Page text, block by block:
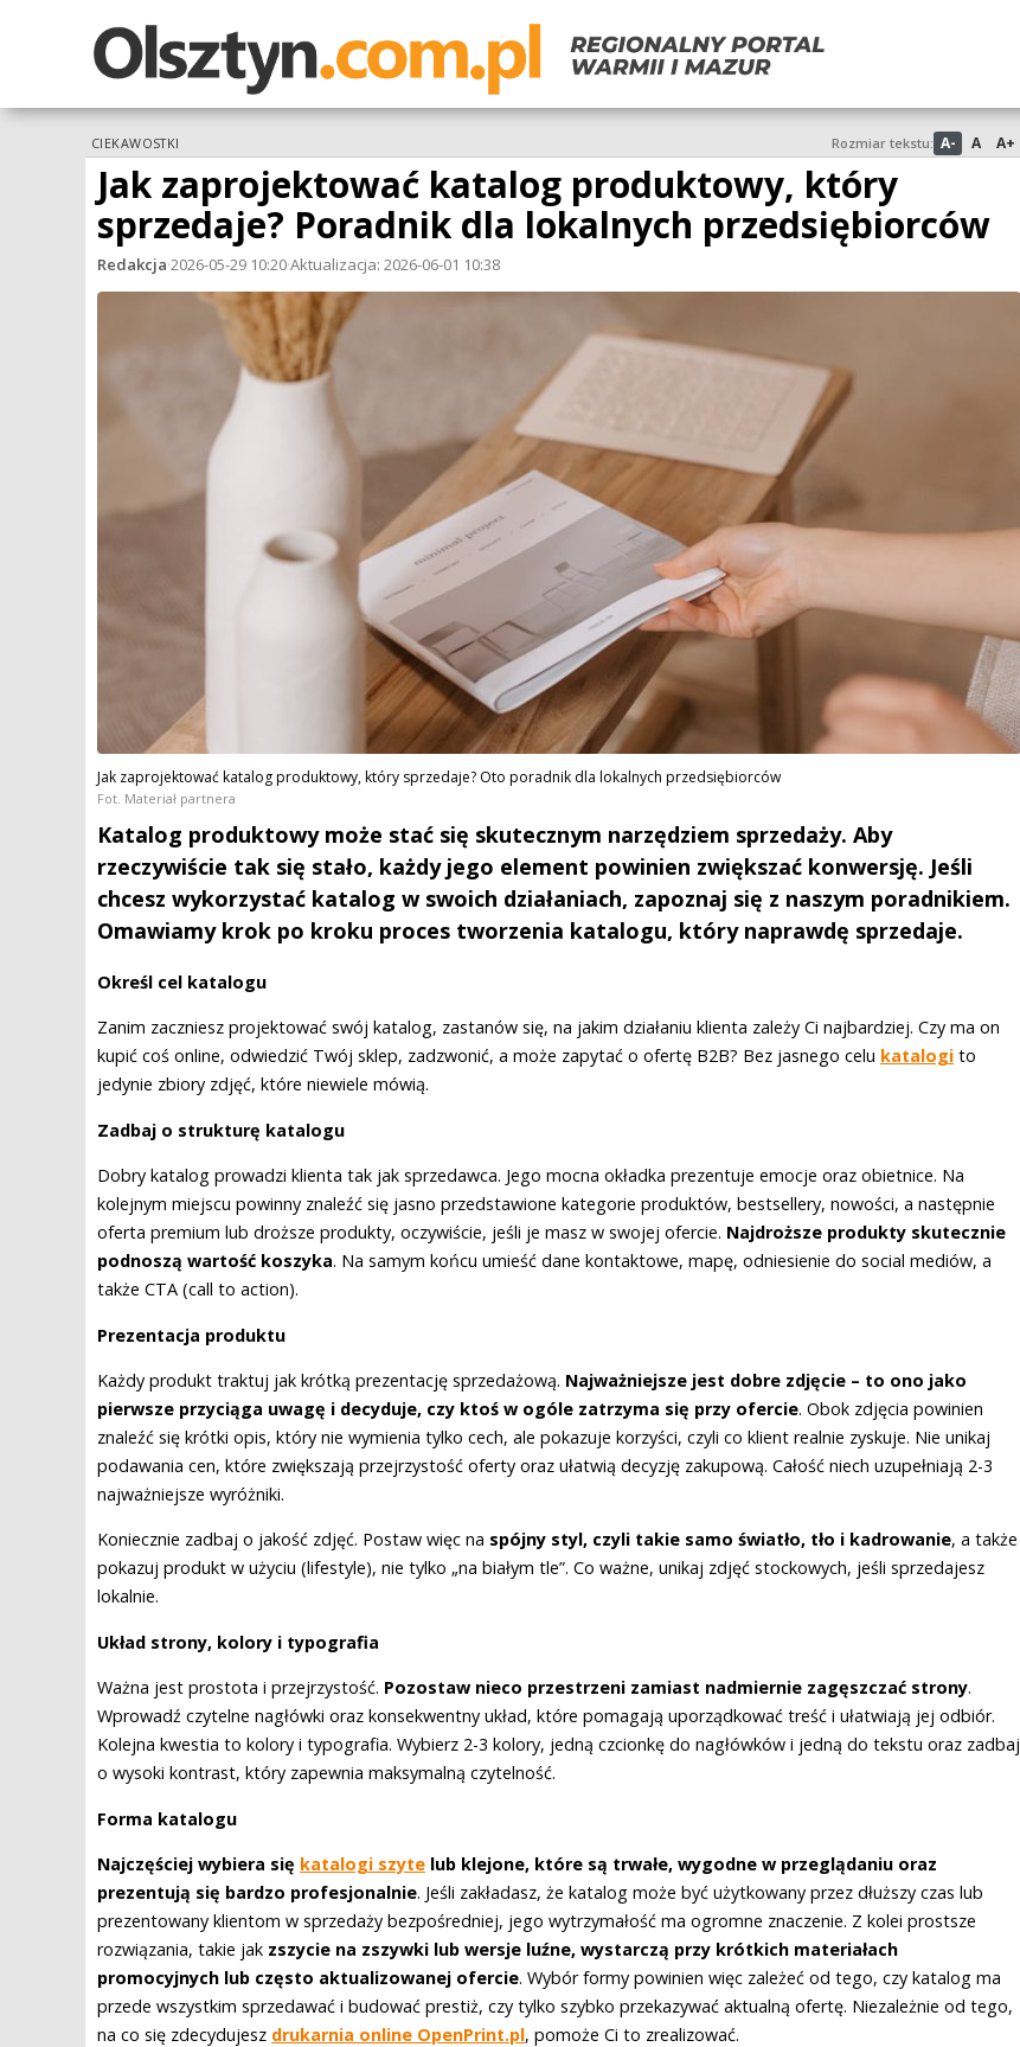
CIEKAWOSTKI Rozmiar tekstu: A- A A+
Jak zaprojektować katalog produktowy, który
sprzedaje? Poradnik dla lokalnych przedsiębiorców
Redakcja·2026-05-29 10:20·Aktualizacja: 2026-06-01 10:38
Jak zaprojektować katalog produktowy, który sprzedaje? Oto poradnik dla lokalnych przedsiębiorców
Fot. Materiał partnera
Katalog produktowy może stać się skutecznym narzędziem sprzedaży. Aby
rzeczywiście tak się stało, każdy jego element powinien zwiększać konwersję. Jeśli
chcesz wykorzystać katalog w swoich działaniach, zapoznaj się z naszym poradnikiem.
Omawiamy krok po kroku proces tworzenia katalogu, który naprawdę sprzedaje.
Określ cel katalogu
Zanim zaczniesz projektować swój katalog, zastanów się, na jakim działaniu klienta zależy Ci najbardziej. Czy ma on
kupić coś online, odwiedzić Twój sklep, zadzwonić, a może zapytać o ofertę B2B? Bez jasnego celu katalogi to
jedynie zbiory zdjęć, które niewiele mówią.
Zadbaj o strukturę katalogu
Dobry katalog prowadzi klienta tak jak sprzedawca. Jego mocna okładka prezentuje emocje oraz obietnice. Na
kolejnym miejscu powinny znaleźć się jasno przedstawione kategorie produktów, bestsellery, nowości, a następnie
oferta premium lub droższe produkty, oczywiście, jeśli je masz w swojej ofercie. Najdroższe produkty skutecznie
podnoszą wartość koszyka. Na samym końcu umieść dane kontaktowe, mapę, odniesienie do social mediów, a
także CTA (call to action).
Prezentacja produktu
Każdy produkt traktuj jak krótką prezentację sprzedażową. Najważniejsze jest dobre zdjęcie – to ono jako
pierwsze przyciąga uwagę i decyduje, czy ktoś w ogóle zatrzyma się przy ofercie. Obok zdjęcia powinien
znaleźć się krótki opis, który nie wymienia tylko cech, ale pokazuje korzyści, czyli co klient realnie zyskuje. Nie unikaj
podawania cen, które zwiększają przejrzystość oferty oraz ułatwią decyzję zakupową. Całość niech uzupełniają 2-3
najważniejsze wyróżniki.
Koniecznie zadbaj o jakość zdjęć. Postaw więc na spójny styl, czyli takie samo światło, tło i kadrowanie, a także
pokazuj produkt w użyciu (lifestyle), nie tylko „na białym tle”. Co ważne, unikaj zdjęć stockowych, jeśli sprzedajesz
lokalnie.
Układ strony, kolory i typografia
Ważna jest prostota i przejrzystość. Pozostaw nieco przestrzeni zamiast nadmiernie zagęszczać strony.
Wprowadź czytelne nagłówki oraz konsekwentny układ, które pomagają uporządkować treść i ułatwiają jej odbiór.
Kolejna kwestia to kolory i typografia. Wybierz 2-3 kolory, jedną czcionkę do nagłówków i jedną do tekstu oraz zadbaj
o wysoki kontrast, który zapewnia maksymalną czytelność.
Forma katalogu
Najczęściej wybiera się katalogi szyte lub klejone, które są trwałe, wygodne w przeglądaniu oraz
prezentują się bardzo profesjonalnie. Jeśli zakładasz, że katalog może być użytkowany przez dłuższy czas lub
prezentowany klientom w sprzedaży bezpośredniej, jego wytrzymałość ma ogromne znaczenie. Z kolei prostsze
rozwiązania, takie jak zszycie na zszywki lub wersje luźne, wystarczą przy krótkich materiałach
promocyjnych lub często aktualizowanej ofercie. Wybór formy powinien więc zależeć od tego, czy katalog ma
przede wszystkim sprzedawać i budować prestiż, czy tylko szybko przekazywać aktualną ofertę. Niezależnie od tego,
na co się zdecydujesz drukarnia online OpenPrint.pl, pomoże Ci to zrealizować.